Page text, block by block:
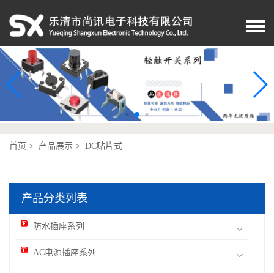
首页 > 产品展示 > DC贴片式
产品分类列表
防水插座系列
AC电源插座系列